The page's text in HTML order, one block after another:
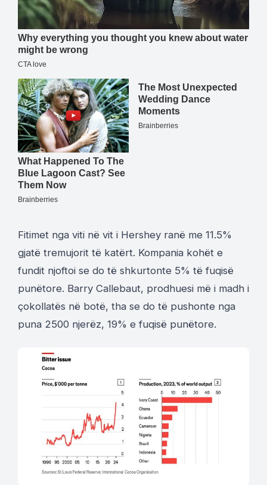
Fitimet nga viti në vit i Hershey ranë me 11.5%
gjatë tremujorit të katërt. Kompania kohët e
fundit njoftoi se do të shkurtonte 5% të fuqisë
punëtore. Barry Callebaut, prodhuesi më i madh i
çokollatës në botë, tha se do të pushonte nga
puna 2500 njerëz, 19% e fuqisë punëtore.